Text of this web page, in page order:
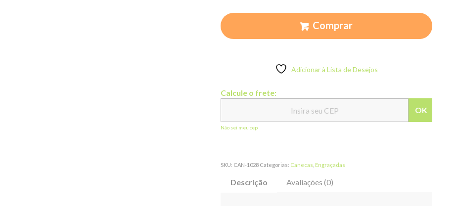
Comprar
Adicionar à Lista de Desejos
Calcule o frete:
OK
Não sei meu cep
SKU: CAN-1028 Categorias: Canecas Engraçadas
Descrição Avaliações (0)